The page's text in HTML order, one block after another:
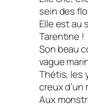
sein des
Elle est au
Tarentine !
Son beau
vague
Thétis, les
creux d’un
Aux